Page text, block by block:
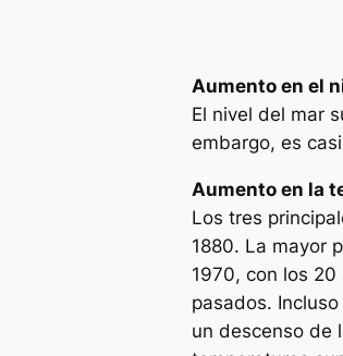
Aumento en el
El nivel del mar
embargo, es
Aumento en la
Los tres
1880. La mayor
1970, con los
pasados.
un descenso de